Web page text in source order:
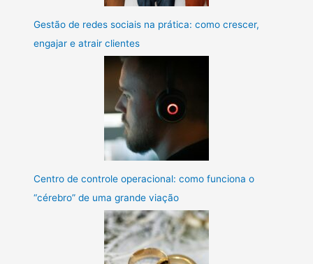
Gestão de redes sociais na prática: como crescer,
engajar e atrair clientes
Centro de controle operacional: como funciona o
“cérebro” de uma grande viação